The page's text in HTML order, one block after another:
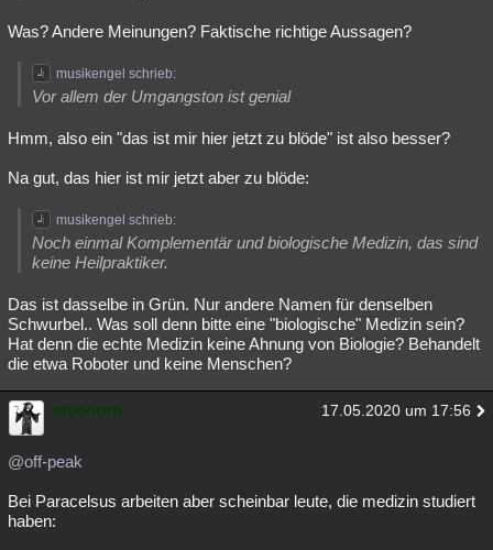
Was? Andere Meinungen? Faktische richtige Aussagen?
musikengel schrieb:
Vor allem der Umgangston ist genial
Hmm, also ein "das ist mir hier jetzt zu blöde" ist also besser?
Na gut, das hier ist mir jetzt aber zu blöde:
musikengel schrieb:
Noch einmal Komplementär und biologische Medizin, das sind
keine Heilpraktiker.
Das ist dasselbe in Grün. Nur andere Namen für denselben
Schwurbel.. Was soll denn bitte eine "biologische" Medizin sein?
Hat denn die echte Medizin keine Ahnung von Biologie? Behandelt
die etwa Roboter und keine Menschen?
shionoro 17.05.2020 um 17:56
@off-peak
Bei Paracelsus arbeiten aber scheinbar leute, die medizin studiert
haben: